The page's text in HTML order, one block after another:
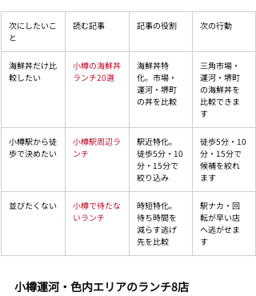
次にしたいこ
と
読む記事 記事の役割 次の行動
海鮮丼だけ比
較したい
小樽の海鮮丼
ランチ20選
海鮮丼特
化。市場・
運河・堺町
の丼を比較
三角市場・
運河・堺町
の海鮮丼を
比較できま
す
小樽駅から徒
歩で決めたい
小樽駅周辺ラ
ンチ
駅近特化。
徒歩5分・10
分・15分で
絞り込み
徒歩5分・10
分・15分で
候補を絞れ
ます
並びたくない
小樽で待たな
いランチ
時短特化。
待ち時間を
減らす逃げ
先を比較
駅ナカ・回
転が早い店
へ逃がせま
す
小樽運河・色内エリアのランチ8店